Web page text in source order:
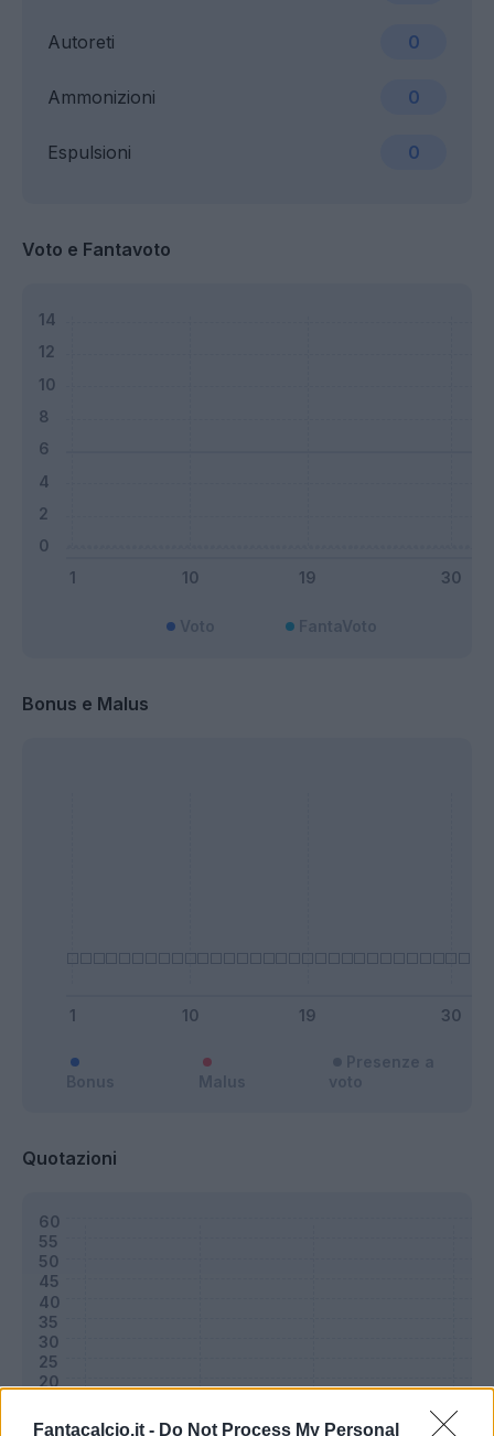
Fantacalcio.it - Do Not Process My Personal
Ammonizioni 0
Espulsioni 0
Autoreti 0
Voto e Fantavoto
Bonus e Malus
Quotazioni